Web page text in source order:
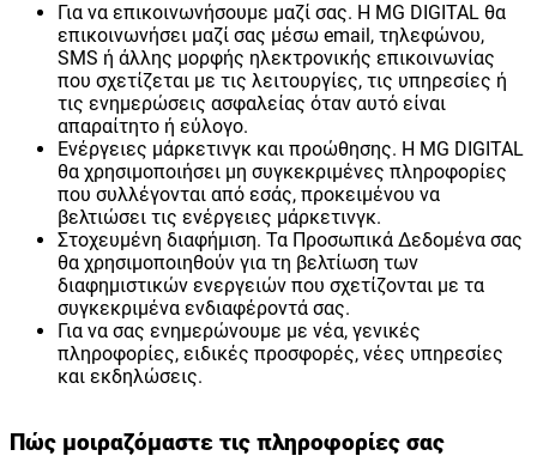
Για να επικοινωνήσουμε μαζί σας. Η MG DIGITAL θα
επικοινωνήσει μαζί σας μέσω email, τηλεφώνου,
SMS ή άλλης μορφής ηλεκτρονικής επικοινωνίας
που σχετίζεται με τις λειτουργίες, τις υπηρεσίες ή
τις ενημερώσεις ασφαλείας όταν αυτό είναι
απαραίτητο ή εύλογο.
Ενέργειες μάρκετινγκ και προώθησης. Η MG DIGITAL
θα χρησιμοποιήσει μη συγκεκριμένες πληροφορίες
που συλλέγονται από εσάς, προκειμένου να
βελτιώσει τις ενέργειες μάρκετινγκ.
Στοχευμένη διαφήμιση. Τα Προσωπικά Δεδομένα σας
θα χρησιμοποιηθούν για τη βελτίωση των
διαφημιστικών ενεργειών που σχετίζονται με τα
συγκεκριμένα ενδιαφέροντά σας.
Για να σας ενημερώνουμε με νέα, γενικές
πληροφορίες, ειδικές προσφορές, νέες υπηρεσίες
και εκδηλώσεις.
Πώς μοιραζόμαστε τις πληροφορίες σας